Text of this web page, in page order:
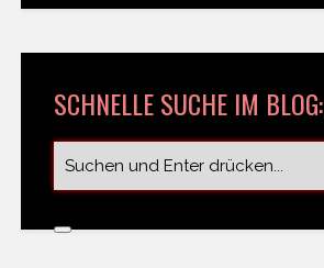
SCHNELLE SUCHE IM BLOG: